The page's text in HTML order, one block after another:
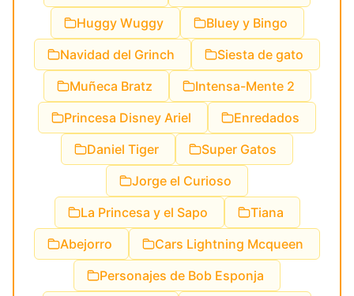
Huggy Wuggy
Bluey y Bingo
Navidad del Grinch
Siesta de gato
Muñeca Bratz
Intensa-Mente 2
Princesa Disney Ariel
Enredados
Daniel Tiger
Super Gatos
Jorge el Curioso
La Princesa y el Sapo
Tiana
Abejorro
Cars Lightning Mcqueen
Personajes de Bob Esponja